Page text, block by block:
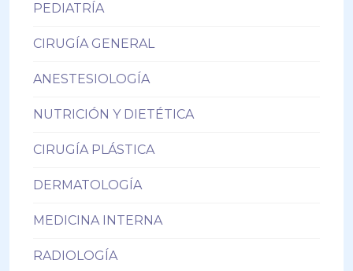
PEDIATRÍA
CIRUGÍA GENERAL
ANESTESIOLOGÍA
NUTRICIÓN Y DIETÉTICA
CIRUGÍA PLÁSTICA
DERMATOLOGÍA
MEDICINA INTERNA
RADIOLOGÍA